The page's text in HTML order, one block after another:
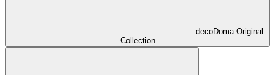
decoDoma Original
Collection